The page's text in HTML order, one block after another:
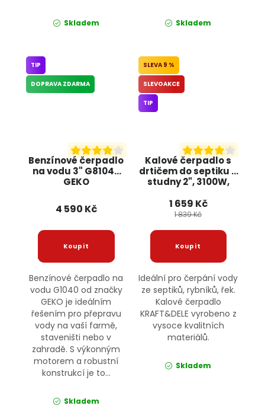
Skladem Skladem
Benzínové čerpadlo
na vodu 3" G81040
GEKO
TIP
DOPRAVA ZDARMA
4 590 Kč
Benzínové čerpadlo na
vodu G1040 od značky
GEKO je ideálním
řešením pro přepravu
vody na vaší farmě,
staveništi nebo v
zahradě. S výkonným
motorem a robustní
konstrukcí je to...
Skladem
Kalové čerpadlo s
drtičem do septiku a
studny 2", 3100W,
9 %
SLEVOAKCE
TIP
1 659 Kč
1 839 Kč
Ideální pro čerpání vody
ze septiků, rybníků, řek.
Kalové čerpadlo
KRAFT&DELE vyrobeno z
vysoce kvalitních
materiálů.
Skladem